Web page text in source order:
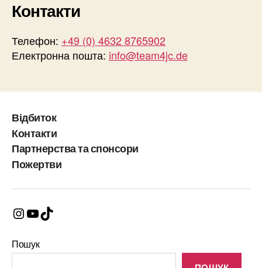
Контакти
Телефон: +49 (0) 4632 8765902
Електронна пошта: info@team4jc.de
Відбиток
Контакти
Партнерства та спонсори
Пожертви
Instagram
YouTube
TikTok
Пошук